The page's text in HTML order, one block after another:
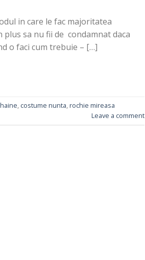
in care le fac majoritatea
sa nu fii de condamnat daca
o faci cum trebuie – […]
, costume nunta,rochie mireasa
Leave a comment